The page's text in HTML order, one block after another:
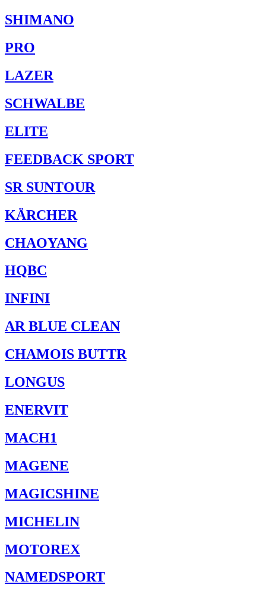
SHIMANO
PRO
LAZER
SCHWALBE
ELITE
FEEDBACK SPORT
SR SUNTOUR
KÄRCHER
CHAOYANG
HQBC
INFINI
AR BLUE CLEAN
CHAMOIS BUTTR
LONGUS
ENERVIT
MACH1
MAGENE
MAGICSHINE
MICHELIN
MOTOREX
NAMEDSPORT